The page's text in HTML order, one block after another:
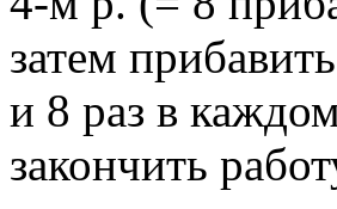
затем
и 8 раз в
закончить